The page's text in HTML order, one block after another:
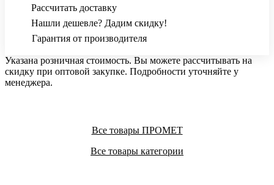
Рассчитать доставку
Нашли дешевле? Дадим скидку!
Гарантия от производителя
Указана розничная стоимость. Вы можете рассчитывать на
скидку при оптовой закупке. Подробности уточняйте у
менеджера.
Все товары ПРОМЕТ
Все товары категории